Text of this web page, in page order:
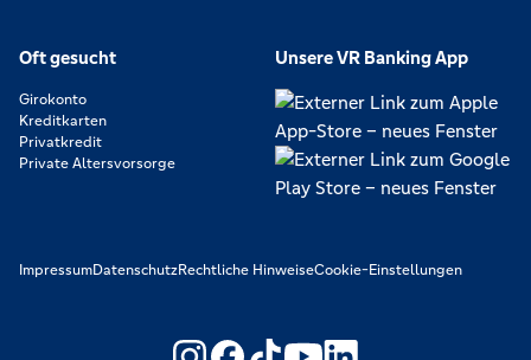
Oft gesucht
Girokonto
Kreditkarten
Privatkredit
Private Altersvorsorge
Unsere VR Banking App
ImpressumDatenschutzRechtliche HinweiseCookie-Einstellungen
https://www.youtube.com/
https://